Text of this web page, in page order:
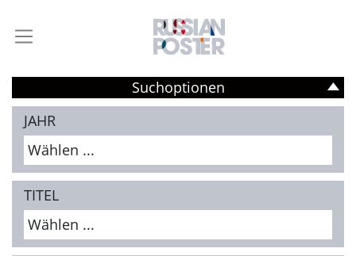
Suchoptionen
JAHR
Wählen ...
TITEL
Wählen ...